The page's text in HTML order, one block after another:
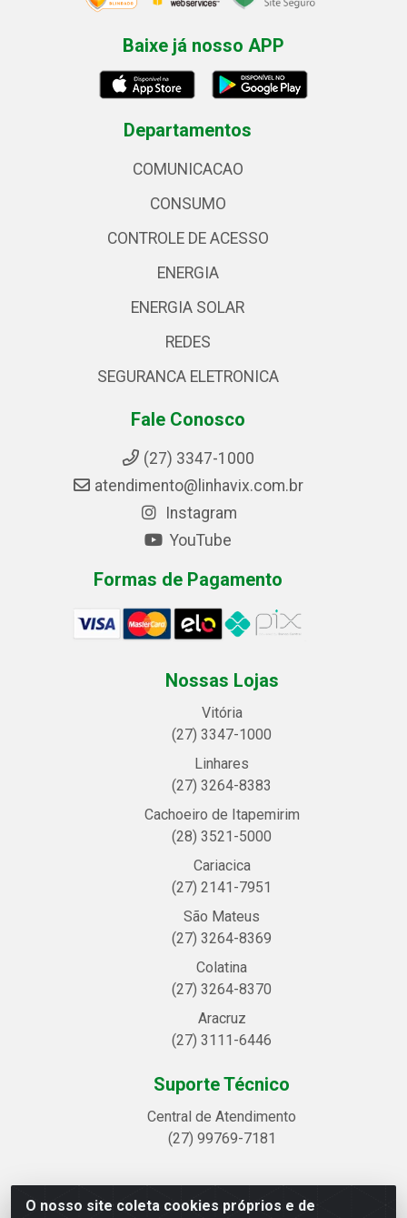
O nosso site coleta cookies próprios e de
Baixe já nosso APP
Departamentos
COMUNICACAO
CONSUMO
CONTROLE DE ACESSO
ENERGIA
ENERGIA SOLAR
REDES
SEGURANCA ELETRONICA
Fale Conosco
(27) 3347-1000
atendimento@linhavix.com.br
Instagram
YouTube
Formas de Pagamento
Nossas Lojas
Vitória
(27) 3347-1000
Linhares
(27) 3264-8383
Cachoeiro de Itapemirim
(28) 3521-5000
Cariacica
(27) 2141-7951
São Mateus
(27) 3264-8369
Colatina
(27) 3264-8370
Aracruz
(27) 3111-6446
Suporte Técnico
Central de Atendimento
(27) 99769-7181